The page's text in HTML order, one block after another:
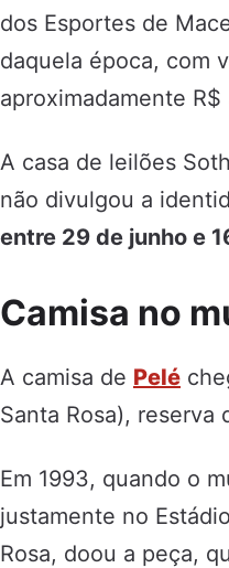
dos Esportes de
daquela época, com
aproximadamente
A casa de leilões
não divulgou a
entre 29 de junho e
Camisa no
A camisa de Pelé
Santa Rosa), reserva
Em 1993, quando o
justamente no
Rosa, doou a peça,